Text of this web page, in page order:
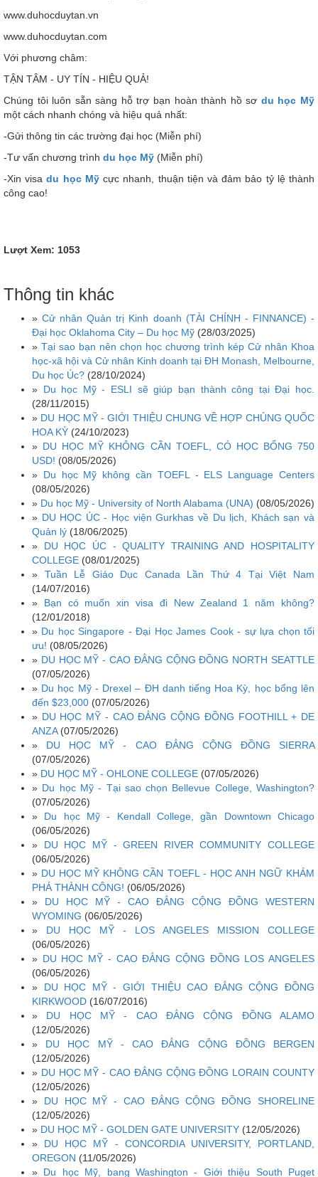
www.duhocduytan.vn
www.duhocduytan.com
Với phương châm:
TẬN TÂM - UY TÍN - HIỆU QUẢ!
Chúng tôi luôn sẵn sàng hỗ trợ bạn hoàn thành hồ sơ du học Mỹ
một cách nhanh chóng và hiệu quả nhất:
-Gửi thông tin các trường đại học (Miễn phí)
-Tư vấn chương trình du học Mỹ (Miễn phí)
-Xin visadu học Mỹcực nhanh, thuận tiện và đảm bảo tỷ lệ thành
công cao!
Lượt Xem: 1053
Thông tin khác
»Cử nhân Quản trị Kinh doanh (TÀI CHÍNH - FINNANCE) -
Đại học Oklahoma City – Du học Mỹ (28/03/2025)
» Tại sao bạn nên chọn học chương trình kép Cử nhân Khoa
học-xã hội và Cử nhân Kinh doanh tại ĐH Monash, Melbourne,
Du học Úc? (28/10/2024)
» Du học Mỹ - ESLI sẽ giúp bạn thành công tại Đại học.
(28/11/2015)
» DU HỌC MỸ - GIỚI THIỆU CHUNG VỀ HỢP CHỦNG QUỐC
HOA KỲ (24/10/2023)
» DU HỌC MỸ KHÔNG CẦN TOEFL, CÓ HỌC BỔNG 750
USD! (08/05/2026)
» Du học Mỹ không cần TOEFL - ELS Language Centers
(08/05/2026)
» Du học Mỹ - University of North Alabama (UNA) (08/05/2026)
» DU HỌC ÚC - Học viện Gurkhas về Du lịch, Khách sạn và
Quản lý (18/06/2025)
» DU HỌC ÚC - QUALITY TRAINING AND HOSPITALITY
COLLEGE (08/01/2025)
» Tuần Lễ Giáo Dục Canada Lần Thứ 4 Tại Việt Nam
(14/07/2016)
» Bạn có muốn xin visa đi New Zealand 1 năm không?
(12/01/2018)
» Du học Singapore - Đại Học James Cook - sự lựa chọn tối
ưu! (08/05/2026)
» DU HỌC MỸ - CAO ĐẲNG CỘNG ĐỒNG NORTH SEATTLE
(07/05/2026)
» Du học Mỹ - Drexel – ĐH danh tiếng Hoa Kỳ, học bổng lên
đến $23,000 (07/05/2026)
» DU HỌC MỸ - CAO ĐẲNG CỘNG ĐỒNG FOOTHILL + DE
ANZA (07/05/2026)
» DU HỌC MỸ - CAO ĐẲNG CỘNG ĐỒNG SIERRA
(07/05/2026)
» DU HỌC MỸ - OHLONE COLLEGE (07/05/2026)
» Du học Mỹ - Tại sao chọn Bellevue College, Washington?
(07/05/2026)
» Du học Mỹ - Kendall College, gần Downtown Chicago
(06/05/2026)
» DU HỌC MỸ - GREEN RIVER COMMUNITY COLLEGE
(06/05/2026)
» DU HỌC MỸ KHÔNG CẦN TOEFL - HỌC ANH NGỮ KHÁM
PHÁ THÀNH CÔNG! (06/05/2026)
» DU HỌC MỸ - CAO ĐẲNG CỘNG ĐỒNG WESTERN
WYOMING (06/05/2026)
» DU HỌC MỸ - LOS ANGELES MISSION COLLEGE
(06/05/2026)
» DU HỌC MỸ - CAO ĐẲNG CỘNG ĐỒNG LOS ANGELES
(06/05/2026)
» DU HỌC MỸ - GIỚI THIỆU CAO ĐẲNG CỘNG ĐỒNG
KIRKWOOD (16/07/2016)
» DU HỌC MỸ - CAO ĐẲNG CỘNG ĐỒNG ALAMO
(12/05/2026)
» DU HỌC MỸ - CAO ĐẲNG CỘNG ĐỒNG BERGEN
(12/05/2026)
» DU HỌC MỸ - CAO ĐẲNG CỘNG ĐỒNG LORAIN COUNTY
(12/05/2026)
» DU HỌC MỸ - CAO ĐẲNG CỘNG ĐỒNG SHORELINE
(12/05/2026)
» DU HỌC MỸ - GOLDEN GATE UNIVERSITY (12/05/2026)
» DU HỌC MỸ - CONCORDIA UNIVERSITY, PORTLAND,
OREGON (11/05/2026)
» Du học Mỹ, bang Washington - Giới thiệu South Puget